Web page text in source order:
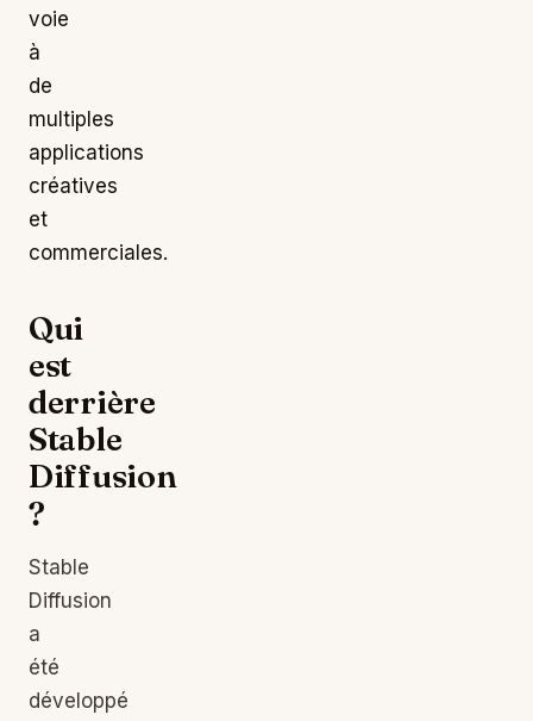
voie
à
de
multiples
applications
créatives
et
commerciales.
Qui
est
derrière
Stable
Diffusion
?
Stable
Diffusion
a
été
développé